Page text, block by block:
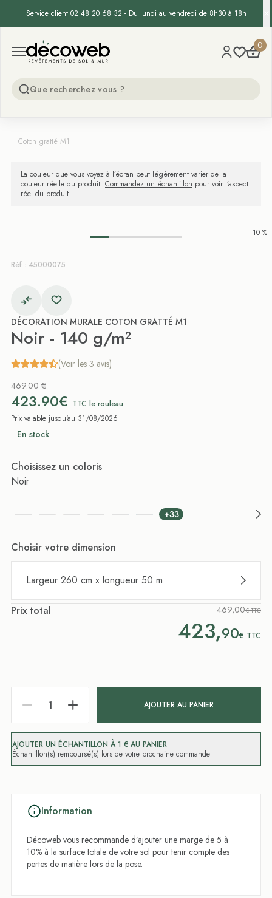
Service client 02 48 20 68 32 - Du lundi au vendredi de 8h30 à 18h
Open menu
Decoweb 0
...Coton gratté M1
La couleur que vous voyez à l’écran peut légèrement varier de la
couleur réelle du produit. Commandez un échantillon pour voir l’aspect
réel du produit !
-10 %
Réf : 45000075
DÉCORATION MURALE COTON GRATTÉ M1
Noir - 140 g/m²
(Voir les 3 avis)
469.00 €
423.90€ TTC le rouleau
Prix valable jusqu'au 31/08/2026
En stock
Choisissez un coloris
Noir
+33
Choisir votre dimension
Largeur 260 cm x longueur 50 m
Prix total 469,00€ TTC
423,90€ TTC
AJOUTER AU PANIER
AJOUTER UN ÉCHANTILLON À 1 € AU PANIER
Échantillon(s) remboursé(s) lors de votre prochaine commande
Information
Décoweb vous recommande d’ajouter une marge de 5 à
10% à la surface totale de votre sol pour tenir compte des
pertes de matière lors de la pose.